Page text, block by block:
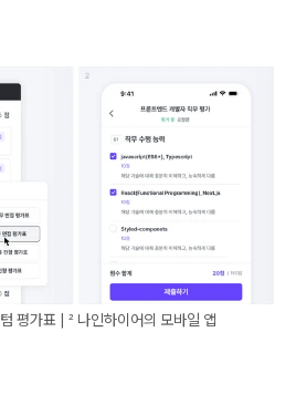
평가표 | ² 나인하이어의 모바일 앱